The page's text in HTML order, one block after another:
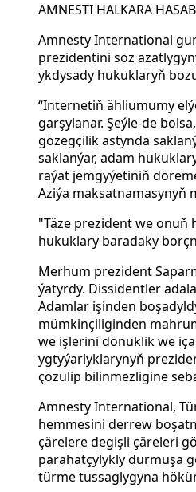
AMNESTI HALKARA
Amnesty International
prezidentini söz
ykdysady hukuklaryň
“Internetiň ähliumumy
garşylanar. Şeýle-de
gözegçilik astynda
saklanýar, adam
raýat jemgyýetiniň
Aziýa maksatnamasynyň
"Täze prezident we
hukuklary baradaky
Merhum prezident
ýatyrdy. Dissidentler
Adamlar işinden
mümkinçiliginden
we işlerini dönüklik we
ygtyýarlyklarynyň
çözülip bilinmezligine
Amnesty International,
hemmesini derrew
çärelere degişli çäreleri
parahatçylykly durmuşa
türme tussaglygyna